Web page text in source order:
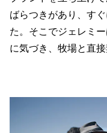
ばらつきがあり、す
た。そこでジェレミ
に気づき、牧場と直